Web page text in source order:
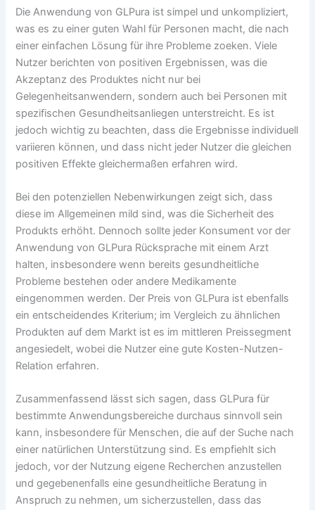
Die Anwendung von GLPura ist simpel und unkompliziert,
was es zu einer guten Wahl für Personen macht, die nach
einer einfachen Lösung für ihre Probleme zoeken. Viele
Nutzer berichten von positiven Ergebnissen, was die
Akzeptanz des Produktes nicht nur bei
Gelegenheitsanwendern, sondern auch bei Personen mit
spezifischen Gesundheitsanliegen unterstreicht. Es ist
jedoch wichtig zu beachten, dass die Ergebnisse individuell
variieren können, und dass nicht jeder Nutzer die gleichen
positiven Effekte gleichermaßen erfahren wird.
Bei den potenziellen Nebenwirkungen zeigt sich, dass
diese im Allgemeinen mild sind, was die Sicherheit des
Produkts erhöht. Dennoch sollte jeder Konsument vor der
Anwendung von GLPura Rücksprache mit einem Arzt
halten, insbesondere wenn bereits gesundheitliche
Probleme bestehen oder andere Medikamente
eingenommen werden. Der Preis von GLPura ist ebenfalls
ein entscheidendes Kriterium; im Vergleich zu ähnlichen
Produkten auf dem Markt ist es im mittleren Preissegment
angesiedelt, wobei die Nutzer eine gute Kosten-Nutzen-
Relation erfahren.
Zusammenfassend lässt sich sagen, dass GLPura für
bestimmte Anwendungsbereiche durchaus sinnvoll sein
kann, insbesondere für Menschen, die auf der Suche nach
einer natürlichen Unterstützung sind. Es empfiehlt sich
jedoch, vor der Nutzung eigene Recherchen anzustellen
und gegebenenfalls eine gesundheitliche Beratung in
Anspruch zu nehmen, um sicherzustellen, dass das